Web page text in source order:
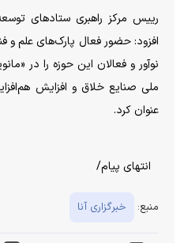
رییس مرکز راهبری ستادهای
افزود: حضور فعال پارک‌های علم و
نوآور و فعالان این حوزه را در
ملی صنایع خلاق و افزایش
عنوان کرد.
انتهای پیام/
منبع: خبرگزاری آنا